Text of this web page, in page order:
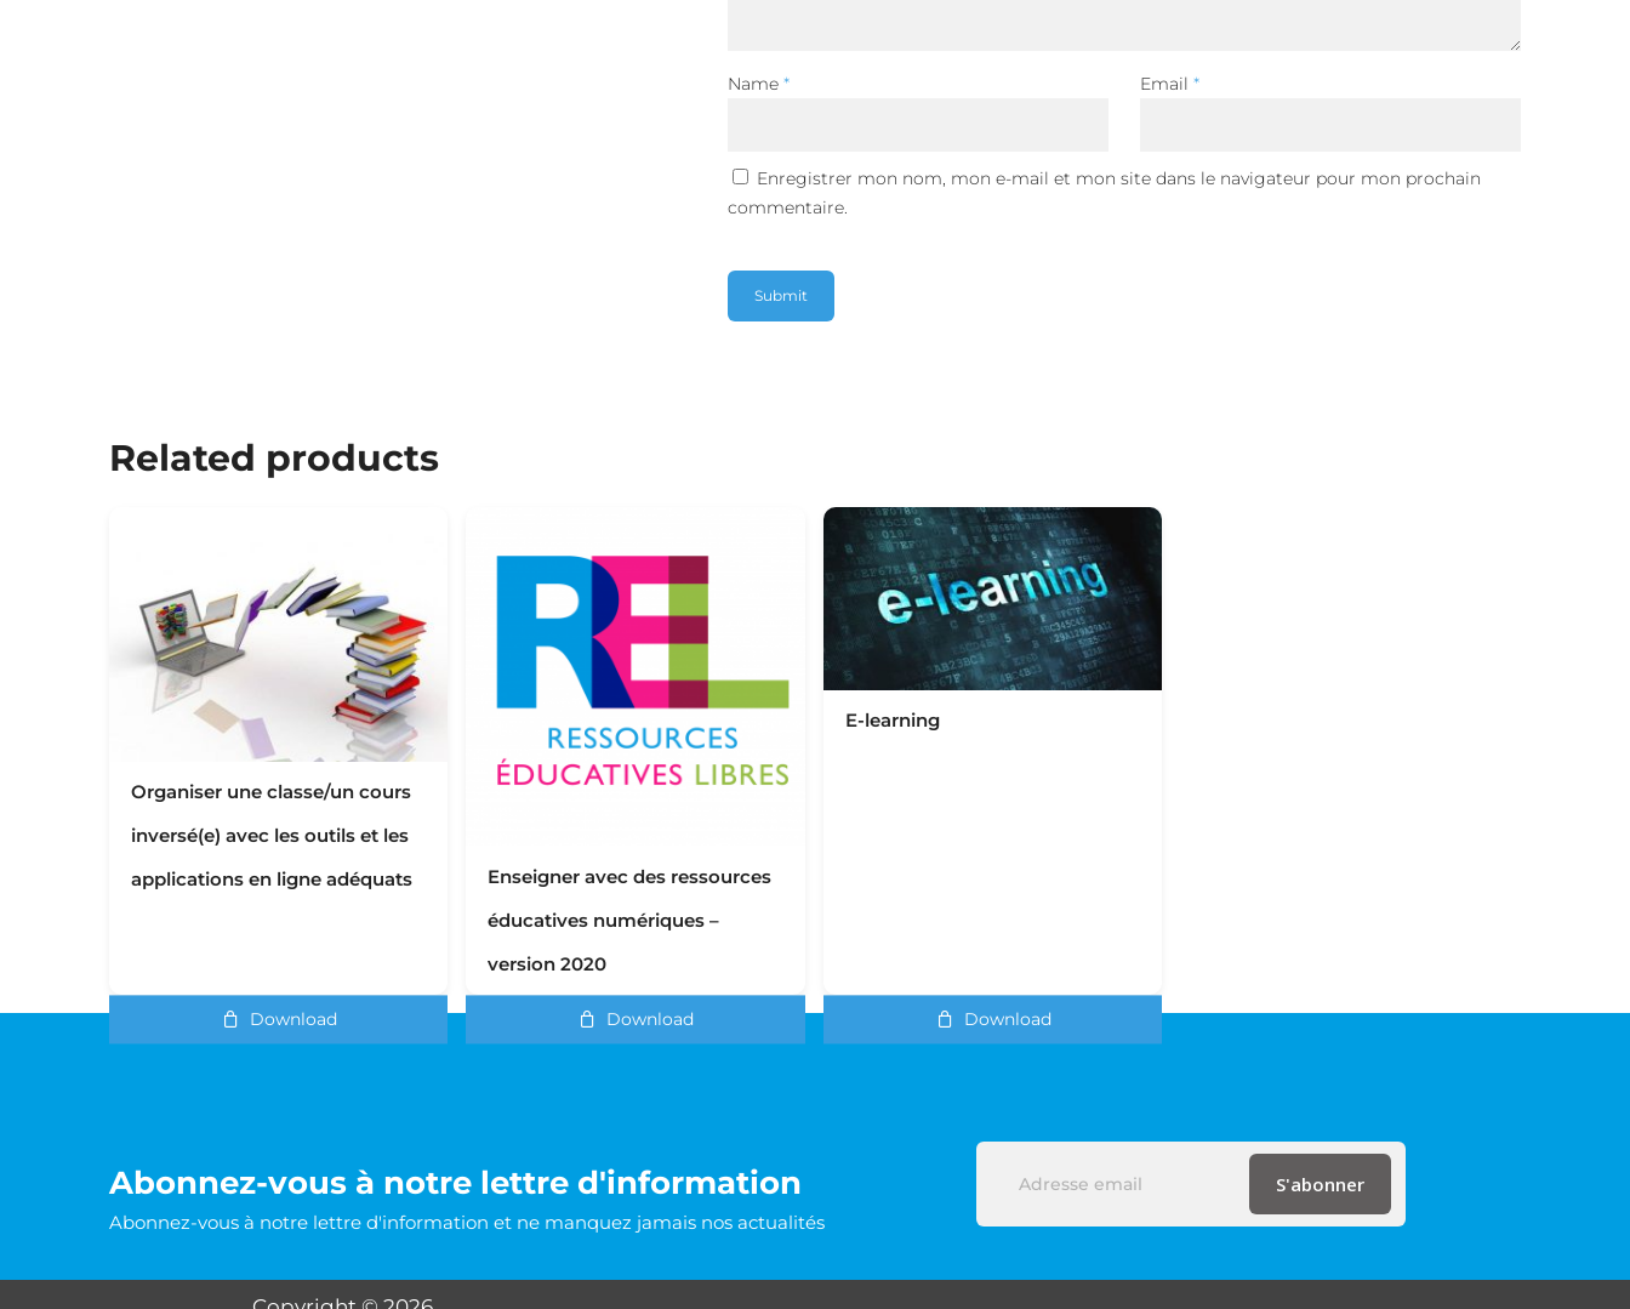
Name * Email *
Enregistrer mon nom, mon e-mail et mon site dans le navigateur pour mon prochain
commentaire.
Related products
Download
Organiser une classe/un cours
inversé(e) avec les outils et les
applications en ligne adéquats
Download
Enseigner avec des ressources
éducatives numériques –
version 2020
Download
E-learning
Abonnez-vous à notre lettre d'information
Abonnez-vous à notre lettre d'information et ne manquez jamais nos actualités